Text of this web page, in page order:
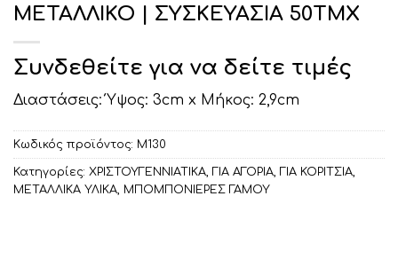
ΜΕΤΑΛΛΙΚΟ | ΣΥΣΚΕΥΑΣΙΑ 50ΤΜΧ
Συνδεθείτε για να δείτε τιμές
Διαστάσεις: Ύψος: 3cm x Μήκος: 2,9cm
Κωδικός προϊόντος: Μ130
Κατηγορίες: ΧΡΙΣΤΟΥΓΕΝΝΙΑΤΙΚΑ ΓΙΑ ΑΓΟΡΙΑ ΓΙΑ ΚΟΡΙΤΣΙΑ
ΜΕΤΑΛΛΙΚΑ ΥΛΙΚΑ ΜΠΟΜΠΟΝΙΕΡΕΣ ΓΑΜΟΥ